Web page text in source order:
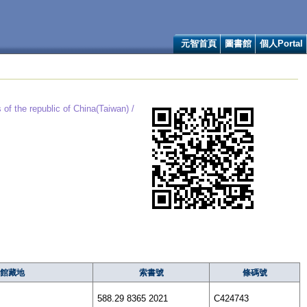
元智首頁 圖書館 個人Portal
the republic of China(Taiwan) /
館藏地 索書號 條碼號
588.29 8365 2021 C424743